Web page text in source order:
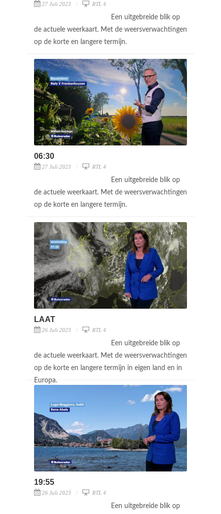
27 Juli 2023 RTL 4
Een uitgebreide blik op
de actuele weerkaart. Met de weersverwachtingen
op de korte en langere termijn.
06:30
27 Juli 2023 RTL 4
Een uitgebreide blik op
de actuele weerkaart. Met de weersverwachtingen
op de korte en langere termijn.
LAAT
26 Juli 2023 RTL 4
Een uitgebreide blik op
de actuele weerkaart. Met de weersverwachtingen
op de korte en langere termijn in eigen land en in
Europa.
19:55
26 Juli 2023 RTL 4
Een uitgebreide blik op